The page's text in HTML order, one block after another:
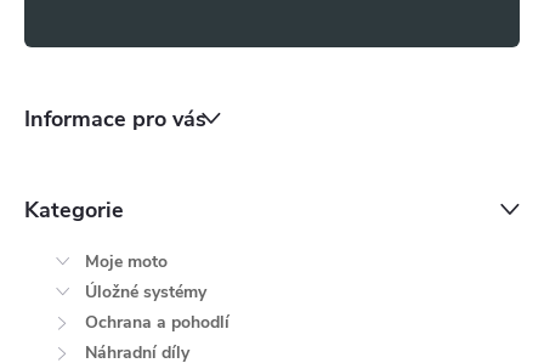
Informace pro vás
Kategorie
Moje moto
Úložné systémy
Ochrana a pohodlí
Náhradní díly